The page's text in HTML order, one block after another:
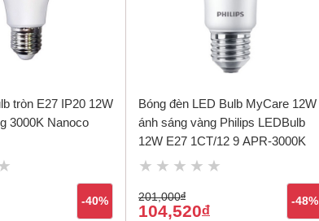
tròn E27 IP20 12W
3000K Nanoco
-40%
Bóng đèn LED Bulb MyCare 12W
ánh sáng vàng Philips LEDBulb
12W E27 1CT/12 9 APR-3000K
201,000đ
104,520đ
-48%